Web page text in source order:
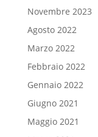
Novembre 2023
Agosto 2022
Marzo 2022
Febbraio 2022
Gennaio 2022
Giugno 2021
Maggio 2021